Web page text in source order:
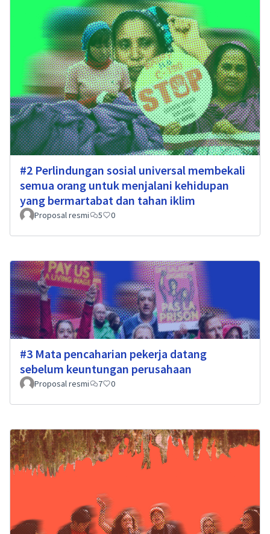
#2 Perlindungan sosial universal membekali
semua orang untuk menjalani kehidupan
yang bermartabat dan tahan iklim
Proposal resmi 5 0
#3 Mata pencaharian pekerja datang
sebelum keuntungan perusahaan
Proposal resmi 7 0